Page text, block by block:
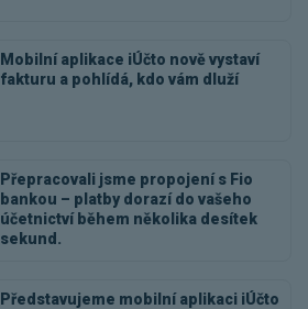
Mobilní aplikace iÚčto nově vystaví
fakturu a pohlídá, kdo vám dluží
Přepracovali jsme propojení s Fio
bankou – platby dorazí do vašeho
účetnictví během několika desítek
sekund.
Představujeme mobilní aplikaci iÚčto